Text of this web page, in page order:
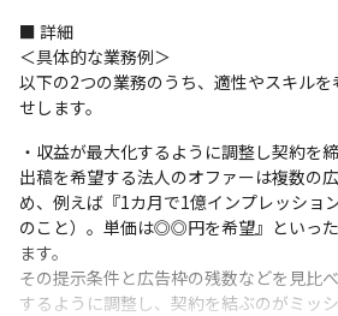
■ 詳細
＜具体的な業務例＞
以下の2つの業務のうち、適性やスキル
せします。
・収益が最大化するように調整し契約を
出稿を希望する法人のオファーは複数の
め、例えば『1カ月で1億インプレッショ
のこと）。単価は◎◎円を希望』といっ
ます。
その提示条件と広告枠の残数などを見比
するように調整し、契約を結ぶのがミッシ